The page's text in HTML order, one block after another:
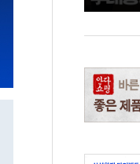
직접 수